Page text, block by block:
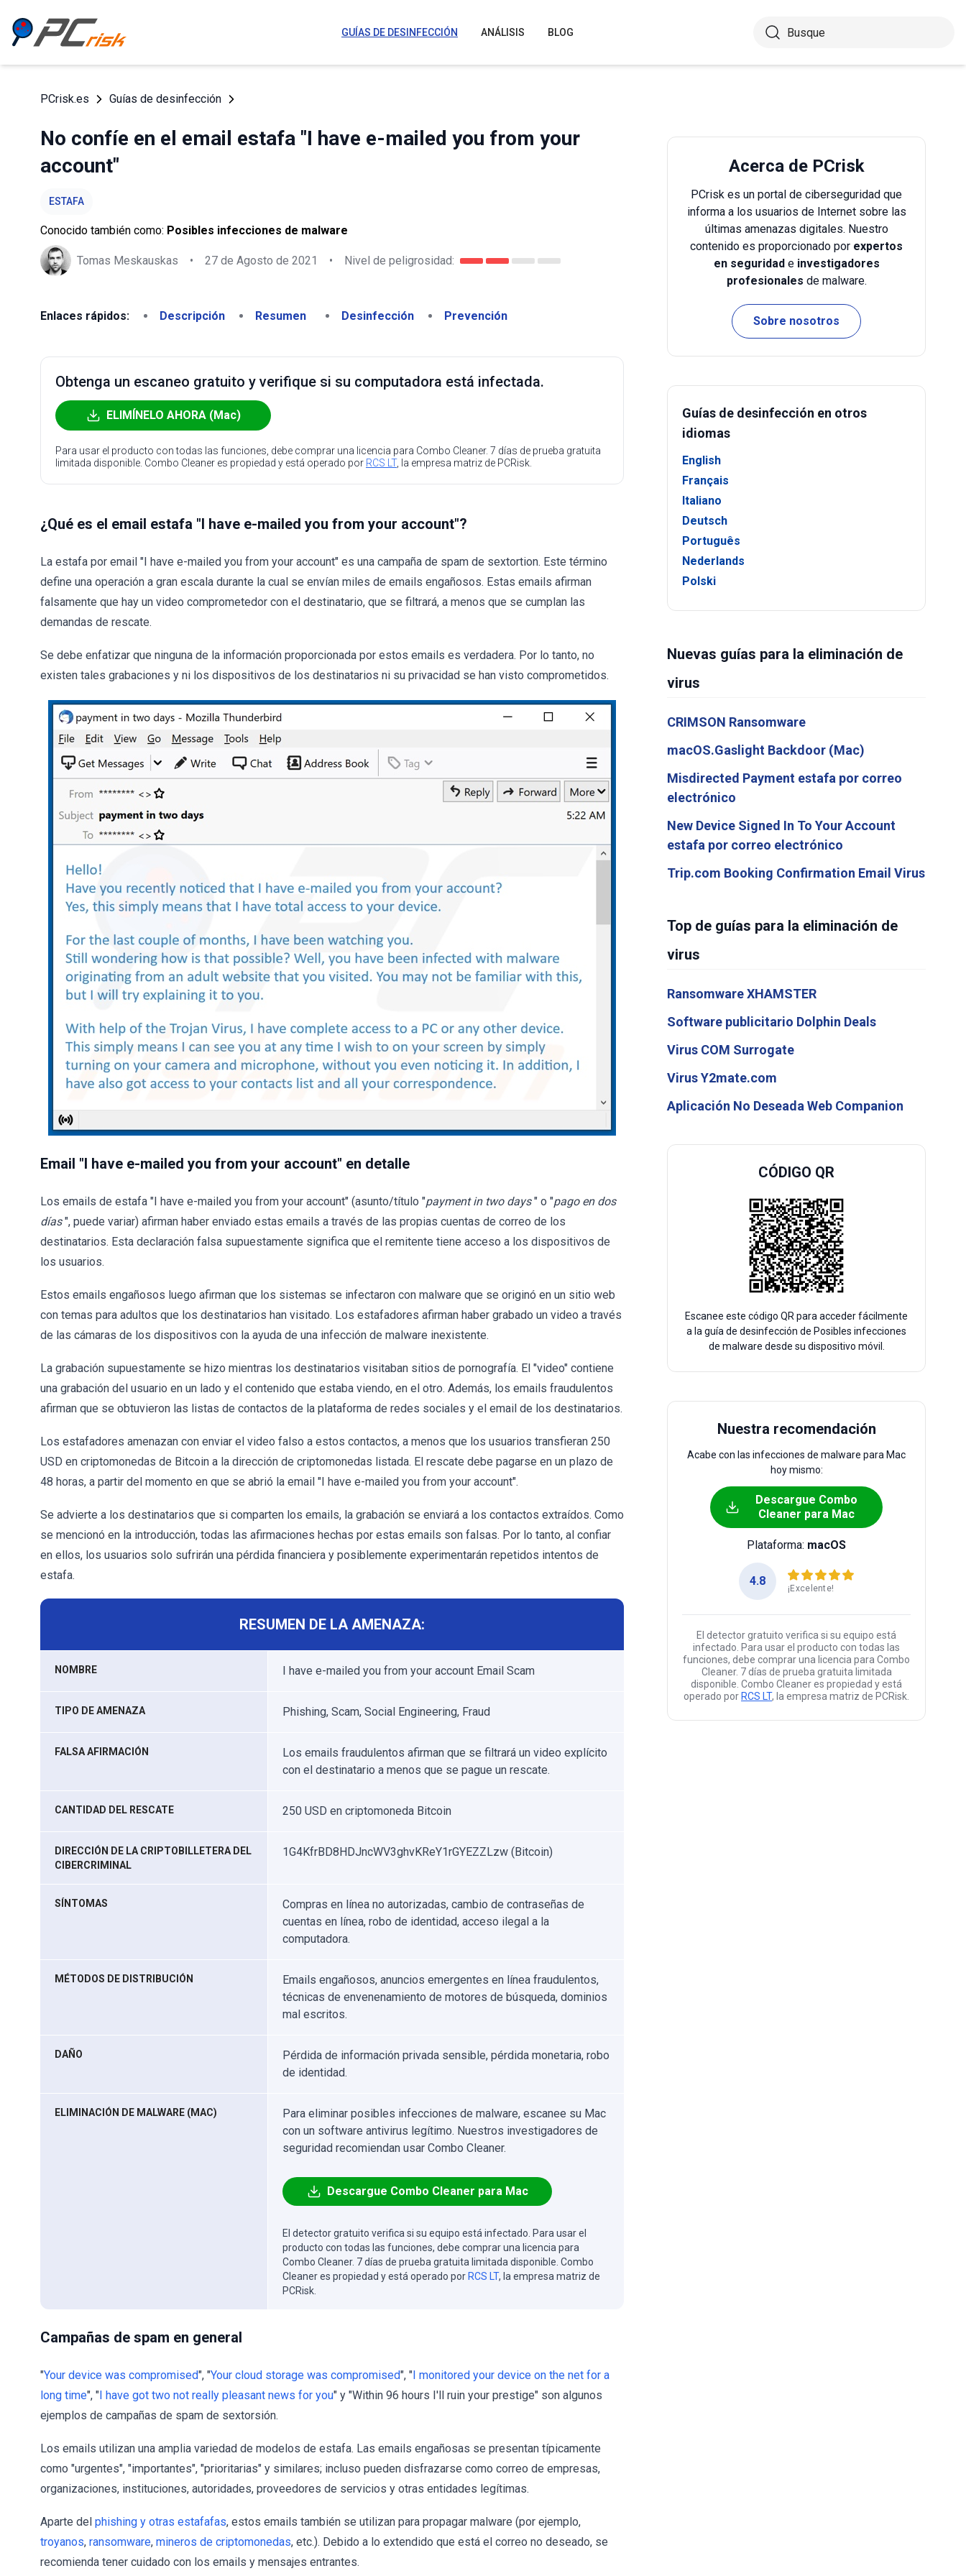
GUÍAS DE DESINFECCIÓN ANÁLISIS BLOG
PCrisk.es Guías de desinfección
No confíe en el email estafa "I have e-mailed you from your
account"
ESTAFA
Conocido también como: Posibles infecciones de malware
Tomas Meskauskas • 27 de Agosto de 2021 • Nivel de peligrosidad:
Enlaces rápidos: Descripción Resumen Desinfección Prevención
Obtenga un escaneo gratuito y verifique si su computadora está infectada.
ELIMÍNELO AHORA (Mac)
Para usar el producto con todas las funciones, debe comprar una licencia para Combo Cleaner. 7 días de prueba gratuita
limitada disponible. Combo Cleaner es propiedad y está operado por RCS LT, la empresa matriz de PCRisk.
¿Qué es el email estafa "I have e-mailed you from your account"?
La estafa por email "I have e-mailed you from your account" es una campaña de spam de sextortion. Este término
define una operación a gran escala durante la cual se envían miles de emails engañosos. Estas emails afirman
falsamente que hay un video comprometedor con el destinatario, que se filtrará, a menos que se cumplan las
demandas de rescate.
Se debe enfatizar que ninguna de la información proporcionada por estos emails es verdadera. Por lo tanto, no
existen tales grabaciones y ni los dispositivos de los destinatarios ni su privacidad se han visto comprometidos.
Email "I have e-mailed you from your account" en detalle
Los emails de estafa "I have e-mailed you from your account" (asunto/título "payment in two days " o "pago en dos
días ", puede variar) afirman haber enviado estas emails a través de las propias cuentas de correo de los
destinatarios. Esta declaración falsa supuestamente significa que el remitente tiene acceso a los dispositivos de
los usuarios.
Estos emails engañosos luego afirman que los sistemas se infectaron con malware que se originó en un sitio web
con temas para adultos que los destinatarios han visitado. Los estafadores afirman haber grabado un video a través
de las cámaras de los dispositivos con la ayuda de una infección de malware inexistente.
La grabación supuestamente se hizo mientras los destinatarios visitaban sitios de pornografía. El "video" contiene
una grabación del usuario en un lado y el contenido que estaba viendo, en el otro. Además, los emails fraudulentos
afirman que se obtuvieron las listas de contactos de la plataforma de redes sociales y el email de los destinatarios.
Los estafadores amenazan con enviar el video falso a estos contactos, a menos que los usuarios transfieran 250
USD en criptomonedas de Bitcoin a la dirección de criptomonedas listada. El rescate debe pagarse en un plazo de
48 horas, a partir del momento en que se abrió la email "I have e-mailed you from your account".
Se advierte a los destinatarios que si comparten los emails, la grabación se enviará a los contactos extraídos. Como
se mencionó en la introducción, todas las afirmaciones hechas por estas emails son falsas. Por lo tanto, al confiar
en ellos, los usuarios solo sufrirán una pérdida financiera y posiblemente experimentarán repetidos intentos de
estafa.
RESUMEN DE LA AMENAZA:
NOMBRE I have e-mailed you from your account Email Scam
TIPO DE AMENAZA Phishing, Scam, Social Engineering, Fraud
FALSA AFIRMACIÓN
Los emails fraudulentos afirman que se filtrará un video explícito
con el destinatario a menos que se pague un rescate.
CANTIDAD DEL RESCATE 250 USD en criptomoneda Bitcoin
DIRECCIÓN DE LA CRIPTOBILLETERA DEL
CIBERCRIMINAL
1G4KfrBD8HDJncWV3ghvKReY1rGYEZZLzw (Bitcoin)
SÍNTOMAS
Compras en línea no autorizadas, cambio de contraseñas de
cuentas en línea, robo de identidad, acceso ilegal a la
computadora.
MÉTODOS DE DISTRIBUCIÓN
Emails engañosos, anuncios emergentes en línea fraudulentos,
técnicas de envenenamiento de motores de búsqueda, dominios
mal escritos.
DAÑO
Pérdida de información privada sensible, pérdida monetaria, robo
de identidad.
ELIMINACIÓN DE MALWARE (MAC)
Para eliminar posibles infecciones de malware, escanee su Mac
con un software antivirus legítimo. Nuestros investigadores de
seguridad recomiendan usar Combo Cleaner.
Descargue Combo Cleaner para Mac
El detector gratuito verifica si su equipo está infectado. Para usar el
producto con todas las funciones, debe comprar una licencia para
Combo Cleaner. 7 días de prueba gratuita limitada disponible. Combo
Cleaner es propiedad y está operado por RCS LT, la empresa matriz de
PCRisk.
Campañas de spam en general
"Your device was compromised", "Your cloud storage was compromised", "I monitored your device on the net for a
long time", "I have got two not really pleasant news for you" y "Within 96 hours I'll ruin your prestige" son algunos
ejemplos de campañas de spam de sextorsión.
Los emails utilizan una amplia variedad de modelos de estafa. Las emails engañosas se presentan típicamente
como "urgentes", "importantes", "prioritarias" y similares; incluso pueden disfrazarse como correo de empresas,
organizaciones, instituciones, autoridades, proveedores de servicios y otras entidades legítimas.
Aparte del phishing y otras estafafas, estos emails también se utilizan para propagar malware (por ejemplo,
troyanos, ransomware, mineros de criptomonedas, etc.). Debido a lo extendido que está el correo no deseado, se
recomienda tener cuidado con los emails y mensajes entrantes.
Acerca de PCrisk
PCrisk es un portal de ciberseguridad que
informa a los usuarios de Internet sobre las
últimas amenazas digitales. Nuestro
contenido es proporcionado por expertos
en seguridade investigadores
profesionales de malware.
Sobre nosotros
Guías de desinfección en otros
idiomas
English
Français
Italiano
Deutsch
Português
Nederlands
Polski
Nuevas guías para la eliminación de
virus
CRIMSON Ransomware
macOS.Gaslight Backdoor (Mac)
Misdirected Payment estafa por correo
electrónico
New Device Signed In To Your Account
estafa por correo electrónico
Trip.com Booking Confirmation Email Virus
Top de guías para la eliminación de
virus
Ransomware XHAMSTER
Software publicitario Dolphin Deals
Virus COM Surrogate
Virus Y2mate.com
Aplicación No Deseada Web Companion
CÓDIGO QR
Escanee este código QR para acceder fácilmente
a la guía de desinfección de Posibles infecciones
de malware desde su dispositivo móvil.
Nuestra recomendación
Acabe con las infecciones de malware para Mac
hoy mismo:
Descargue Combo
Cleaner para Mac
Plataforma: macOS
4.8
¡Excelente!
El detector gratuito verifica si su equipo está
infectado. Para usar el producto con todas las
funciones, debe comprar una licencia para Combo
Cleaner. 7 días de prueba gratuita limitada
disponible. Combo Cleaner es propiedad y está
operado por RCS LT, la empresa matriz de PCRisk.